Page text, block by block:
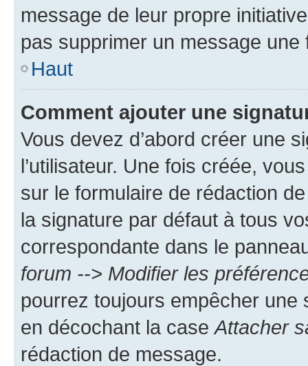
message de leur propre
pas supprimer un message une
Haut
Comment ajouter une
Vous devez d’abord créer une
l’utilisateur. Une fois créée,
sur le formulaire de rédaction
la signature par défaut à tous
correspondante dans le
forum --> Modifier les
pourrez toujours empêcher une
en décochant la case Attacher
rédaction de message.